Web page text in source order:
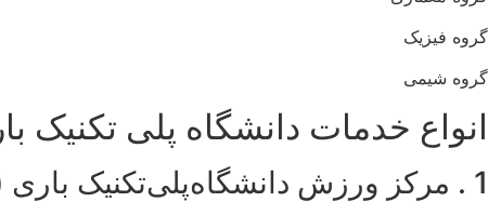
گروه فیزیک
گروه شیمی
انواع خدمات دانشگاه پلی تکنیک
1 . مرکز ورزش دانشگاه‌پلی‌تکنیک باری (cus) :